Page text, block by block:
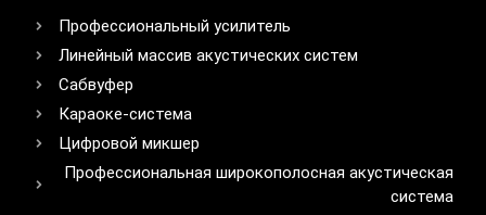
Профессиональный усилитель
Линейный массив акустических систем
Сабвуфер
Караоке-система
Цифровой микшер
Профессиональная широкополосная акустическая
система